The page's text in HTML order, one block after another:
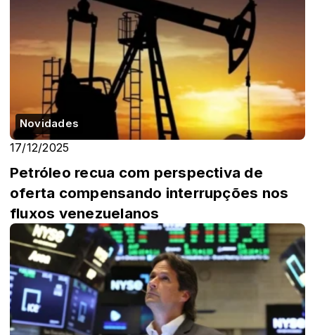
Novidades
17/12/2025
Petróleo recua com perspectiva de
oferta compensando interrupções nos
fluxos venezuelanos